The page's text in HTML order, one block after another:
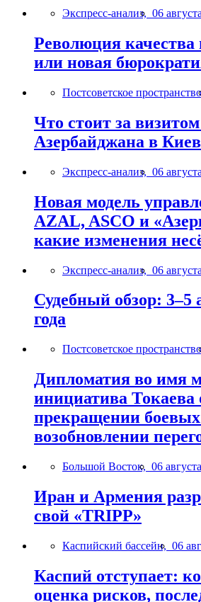
Экспресс-анализ, 06
Революция качества
или новая
Постсоветское
Что стоит за
Азербайджана в
Экспресс-анализ, 06
Новая модель
AZAL, ASCO и
какие изменения
Экспресс-анализ, 06
Судебный обзор: 3–5
года
Постсоветское
Дипломатия во имя
инициатива Токаева
прекращении
возобновлении
Большой Восток, 06
Иран и Армения
свой «TRIPP»
Каспийский бассейн, 06
Каспий отступает:
оценка рисков,